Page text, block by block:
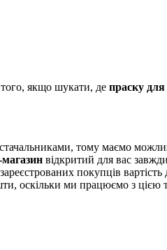
якщо шукати, де праску для
тому маємо
відкритий для вас
покупців
оскільки ми працюємо з